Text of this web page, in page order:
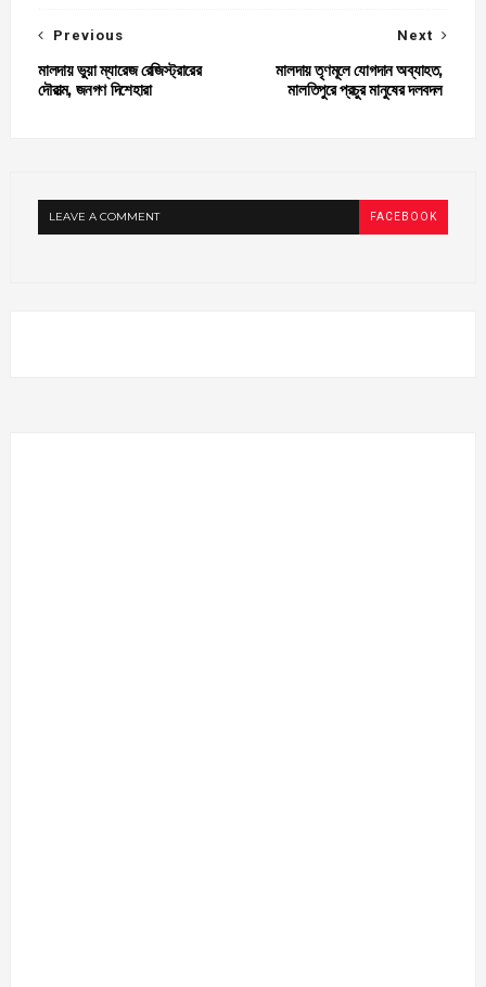
Next
মালদায় তৃণমূলে যোগদান অব্যাহত,
মালতিপুরে প্রচুর মানুষের দলবদল
Previous
মালদায় ভুয়া ম্যারেজ রেজিস্ট্রারের
দৌরাত্ম, জনগণ দিশেহারা
LEAVE A COMMENT FACEBOOK